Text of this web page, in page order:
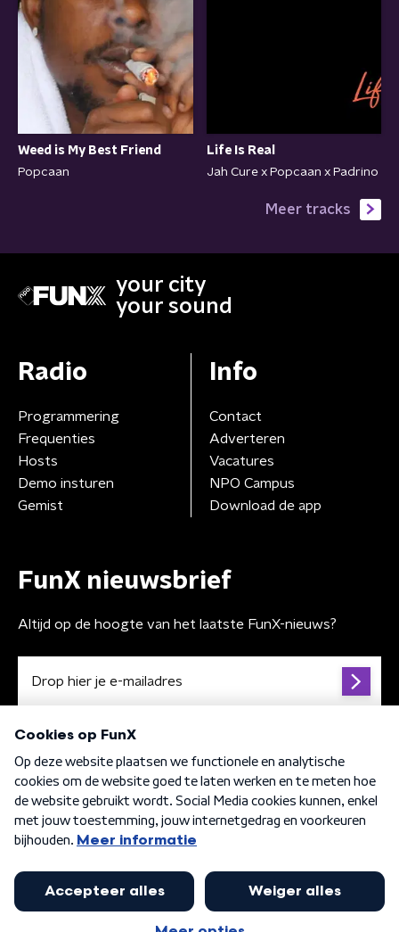
Weed is My Best Friend
Popcaan
Life Is Real
Jah Cure x Popcaan x Padrino
Meer tracks
your city
your sound
Radio
Programmering
Frequenties
Hosts
Demo insturen
Gemist
Info
Contact
Adverteren
Vacatures
NPO Campus
Download de app
FunX nieuwsbrief
Altijd op de hoogte van het laatste FunX-nieuws?
Algemene voorwaarden Privacybeleid